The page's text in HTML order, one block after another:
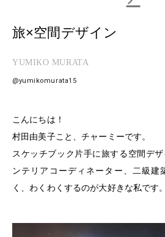
旅×空間デザイン
YUMIKO MURATA
@yumikomurata15
こんにちは！
村田由美子こと、チャーミーです。
スケッチブック片手に旅する空間デ
ンテリアコーディネーター、二級建
く、わくわくするのが大好きな私です。